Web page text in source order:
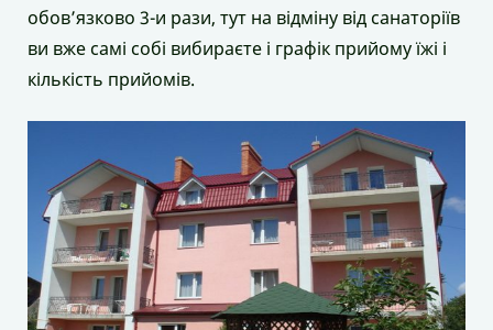
обов’язково 3-и рази, тут на відміну від санаторіїв
ви вже самі собі вибираєте і графік прийому їжі і
кількість прийомів.